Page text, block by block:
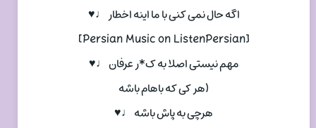
اگه حال نمی کنی با ما اینه اخطار ♩♥
[Persian Music on ListenPersian]
مهم نیستی اصلا به ک*ر عرفان ♩♥
(هر کی که باهام باشه
هرچی به پاش باشه ♩♥